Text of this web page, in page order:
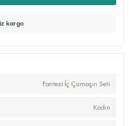
kargo
Fantezi İç Çamaşırı Seti
Kadın